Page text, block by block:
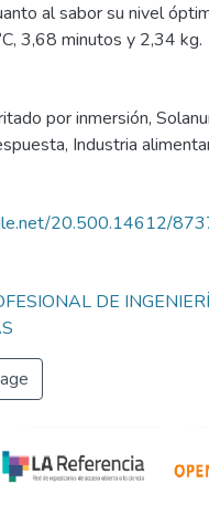
al sabor su nivel
3,68 minutos y 2,34 kg.
por inmersión,
, Industria
20.500.14612/
DE